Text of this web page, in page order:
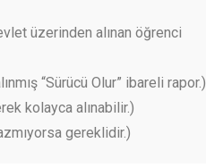
üzerinden alınan öğrenci
“Sürücü Olur” ibareli rapor.)
kolayca alınabilir.)
gereklidir.)